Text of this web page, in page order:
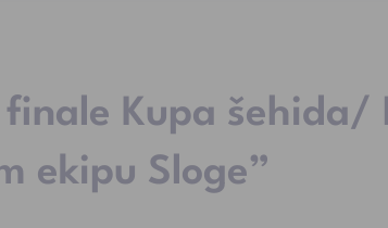
Kupa šehida/
ekipu Sloge”